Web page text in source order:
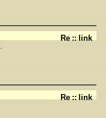
Re :: link
Re :: link